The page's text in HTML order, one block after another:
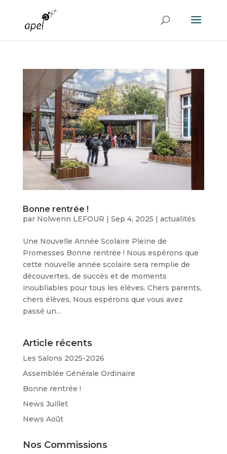
Bonne rentrée !
par Nolwenn LEFOUR | Sep 4, 2025 | actualités
Une Nouvelle Année Scolaire Pleine de
Promesses Bonne rentrée ! Nous espérons que
cette nouvelle année scolaire sera remplie de
découvertes, de succès et de moments
inoubliables pour tous les élèves. Chers parents,
chers élèves, Nous espérons que vous avez
passé un...
Article récents
Les Salons 2025-2026
Assemblée Générale Ordinaire
Bonne rentrée !
News Juillet
News Août
Nos Commissions